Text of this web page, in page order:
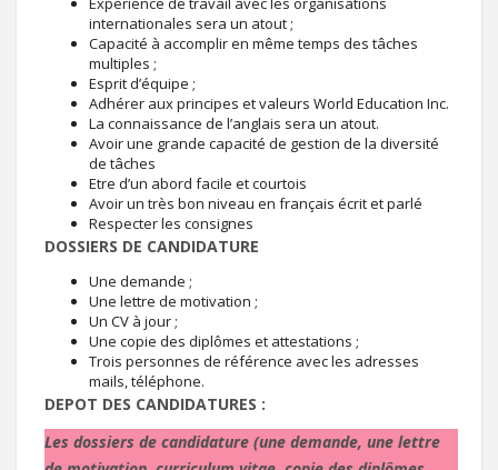
internationales sera un atout ;
Capacité à accomplir en même temps des tâches
multiples ;
Esprit d’équipe ;
Adhérer aux principes et valeurs World Education Inc.
La connaissance de l’anglais sera un atout.
Avoir une grande capacité de gestion de la diversité
de tâches
Etre d’un abord facile et courtois
Avoir un très bon niveau en français écrit et parlé
Respecter les consignes
DOSSIERS DE CANDIDATURE
Une demande ;
Une lettre de motivation ;
Un CV à jour ;
Une copie des diplômes et attestations ;
Trois personnes de référence avec les adresses
mails, téléphone.
DEPOT DES CANDIDATURES :
Les dossiers de candidature (une demande, une lettre